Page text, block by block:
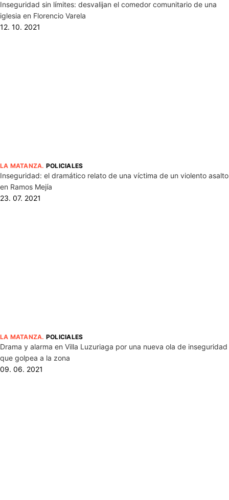
Inseguridad sin límites: desvalijan el comedor comunitario de una
iglesia en Florencio Varela
12. 10. 2021
LA MATANZA. POLICIALES
Inseguridad: el dramático relato de una víctima de un violento asalto
en Ramos Mejía
23. 07. 2021
LA MATANZA. POLICIALES
Drama y alarma en Villa Luzuriaga por una nueva ola de inseguridad
que golpea a la zona
09. 06. 2021